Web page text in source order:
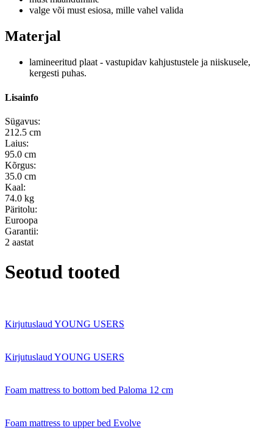
valge või must esiosa, mille vahel valida
Materjal
lamineeritud plaat - vastupidav kahjustustele ja niiskusele,
kergesti puhas.
Lisainfo
Sügavus:
212.5 cm
Laius:
95.0 cm
Kõrgus:
35.0 cm
Kaal:
74.0 kg
Päritolu:
Euroopa
Garantii:
2 aastat
Seotud tooted
Kirjutuslaud YOUNG USERS
Kirjutuslaud YOUNG USERS
Foam mattress to bottom bed Paloma 12 cm
Foam mattress to upper bed Evolve